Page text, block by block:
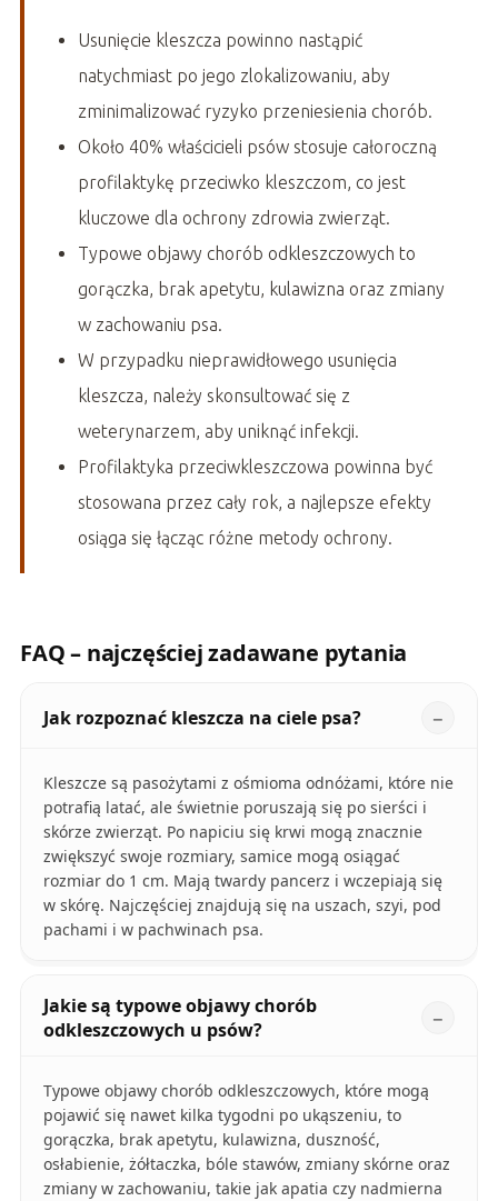
Usunięcie kleszcza powinno nastąpić
natychmiast po jego zlokalizowaniu, aby
zminimalizować ryzyko przeniesienia chorób.
Około 40% właścicieli psów stosuje całoroczną
profilaktykę przeciwko kleszczom, co jest
kluczowe dla ochrony zdrowia zwierząt.
Typowe objawy chorób odkleszczowych to
gorączka, brak apetytu, kulawizna oraz zmiany
w zachowaniu psa.
W przypadku nieprawidłowego usunięcia
kleszcza, należy skonsultować się z
weterynarzem, aby uniknąć infekcji.
Profilaktyka przeciwkleszczowa powinna być
stosowana przez cały rok, a najlepsze efekty
osiąga się łącząc różne metody ochrony.
FAQ – najczęściej zadawane pytania
Jak rozpoznać kleszcza na ciele psa?
Kleszcze są pasożytami z ośmioma odnóżami, które nie
potrafią latać, ale świetnie poruszają się po sierści i
skórze zwierząt. Po napiciu się krwi mogą znacznie
zwiększyć swoje rozmiary, samice mogą osiągać
rozmiar do 1 cm. Mają twardy pancerz i wczepiają się
w skórę. Najczęściej znajdują się na uszach, szyi, pod
pachami i w pachwinach psa.
Jakie są typowe objawy chorób
odkleszczowych u psów?
Typowe objawy chorób odkleszczowych, które mogą
pojawić się nawet kilka tygodni po ukąszeniu, to
gorączka, brak apetytu, kulawizna, duszność,
osłabienie, żółtaczka, bóle stawów, zmiany skórne oraz
zmiany w zachowaniu, takie jak apatia czy nadmierna